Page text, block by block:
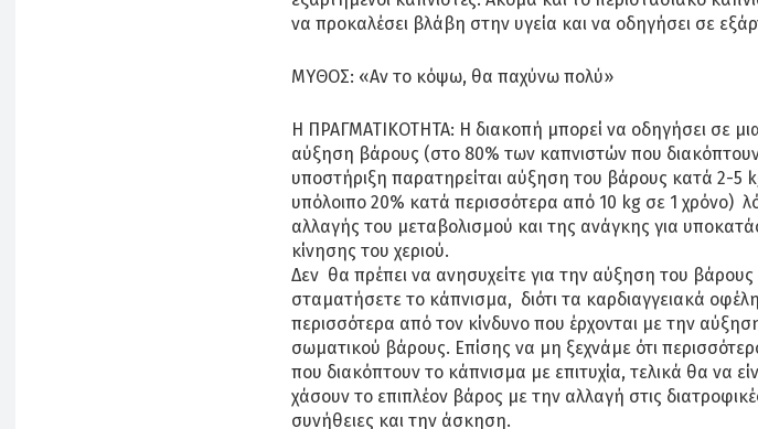
να προκαλέσει βλάβη στην υγεία και να οδηγήσει σε
ΜΥΘΟΣ: «Αν το κόψω, θα παχύνω πολύ»
Η ΠΡΑΓΜΑΤΙΚΟΤΗΤΑ: Η διακοπή μπορεί να οδηγήσει σε
αύξηση βάρους (στο 80% των καπνιστών που
υποστήριξη παρατηρείται αύξηση του βάρους κατά 2-5
υπόλοιπο 20% κατά περισσότερα από 10 kg σε 1 χρόνο)
αλλαγής του μεταβολισμού και της ανάγκης για
κίνησης του χεριού.
Δεν θα πρέπει να ανησυχείτε για την αύξηση του
σταματήσετε το κάπνισμα, διότι τα καρδιαγγειακά οφέλη
περισσότερα από τον κίνδυνο που έρχονται με την
σωματικού βάρους. Επίσης να μη ξεχνάμε ότι
που διακόπτουν το κάπνισμα με επιτυχία, τελικά θα να
χάσουν το επιπλέον βάρος με την αλλαγή στις
συνήθειες και την άσκηση.